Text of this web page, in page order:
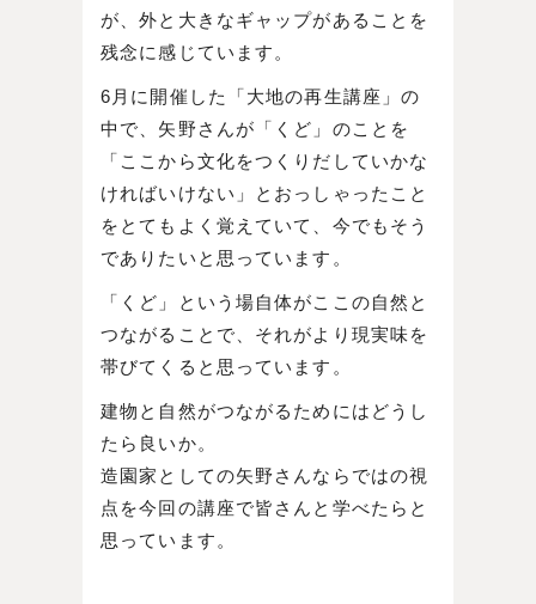
が、外と大きなギャップがあることを
残念に感じています。
6月に開催した「大地の再生講座」の
中で、矢野さんが「くど」のことを
「ここから文化をつくりだしていかな
ければいけない」とおっしゃったこと
をとてもよく覚えていて、今でもそう
でありたいと思っています。
「くど」という場自体がここの自然と
つながることで、それがより現実味を
帯びてくると思っています。
建物と自然がつながるためにはどうし
たら良いか。
造園家としての矢野さんならではの視
点を今回の講座で皆さんと学べたらと
思っています。